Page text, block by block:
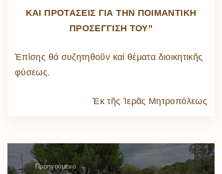
ΚΑΙ ΠΡΟΤΑΣΕΙΣ ΓΙΑ ΤΗΝ ΠΟΙΜΑΝΤΙΚΗ
ΠΡΟΣΕΓΓΙΣΗ ΤΟΥ”
Ἐπίσης θά συζητηθοῦν καί θέματα διοικητικῆς
φύσεως.
Ἐκ τῆς Ἱερᾶς Μητροπόλεως
Προηγούμενο